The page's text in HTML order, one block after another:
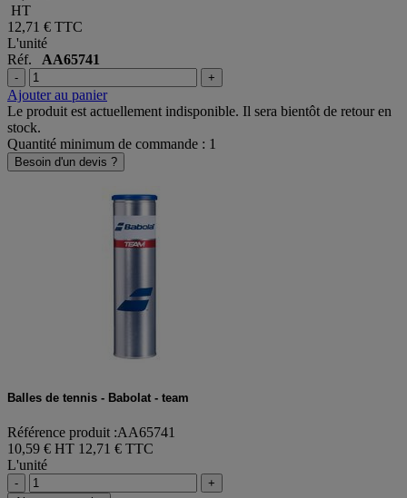
10,59 €
HT
12,71 €
L'unité
Réf.AA65741
-
Ajouter au panier
Le produit est actuellement indisponible. Il sera bientôt de retour en
stock.
Quantité minimum de commande : 1
Référence produit :AA65741
10,59 € HT
L'unité